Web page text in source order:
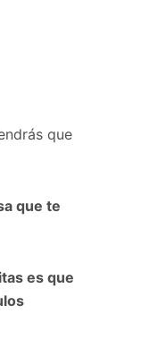
que
que te
es que